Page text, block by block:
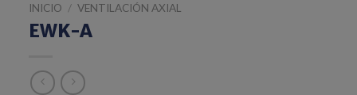
INICIO / VENTILACIÓN AXIAL
EWK-A